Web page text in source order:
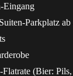
Eingang
Parkplatz ab
Flatrate (Bier: